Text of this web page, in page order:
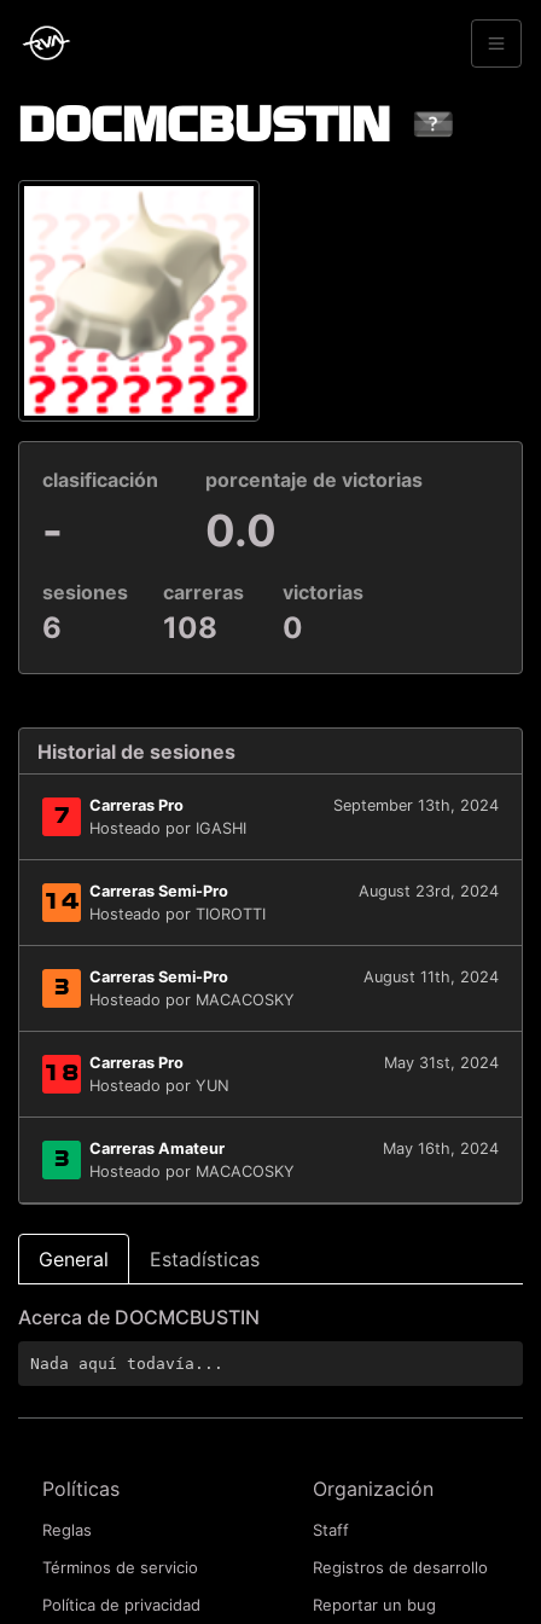
DOCMCBUSTIN
clasificación
-
porcentaje de victorias
0.0
sesiones
6
carreras
108
victorias
0
Historial de sesiones
7 Carreras Pro
September 13th, 2024
Hosteado por IGASHI
14 Carreras Semi-Pro
August 23rd, 2024
Hosteado por TIOROTTI
3 Carreras Semi-Pro
August 11th, 2024
Hosteado por MACACOSKY
18 Carreras Pro
May 31st, 2024
Hosteado por YUN
3 Carreras Amateur
May 16th, 2024
Hosteado por MACACOSKY
General Estadísticas
Acerca de DOCMCBUSTIN
Nada aquí todavía...
Políticas
Reglas
Términos de servicio
Política de privacidad
Organización
Staff
Registros de desarrollo
Reportar un bug